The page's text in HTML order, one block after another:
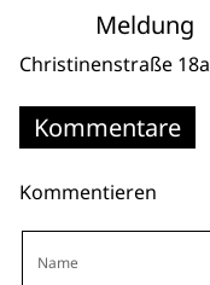
Meldung
Christinenstraße 18a
Kommentare
Kommentieren
Name